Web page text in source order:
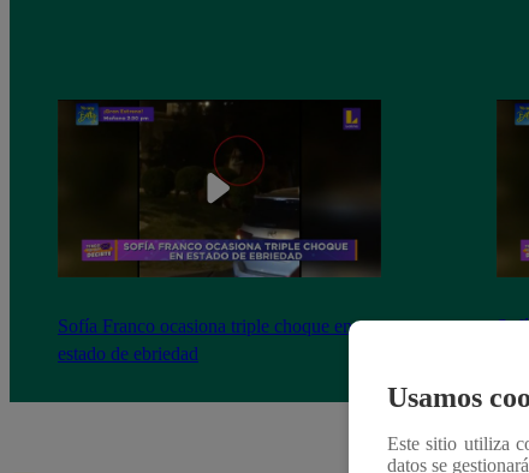
Sofía Franco ocasiona triple choque en
estado de ebriedad
Usamos
Este sitio utiliza
datos se